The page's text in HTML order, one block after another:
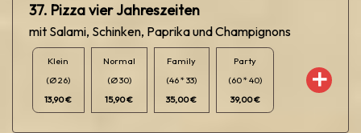
37. Pizza vier Jahreszeiten
mit Salami, Schinken, Paprika und Champignons
Klein
(Ø 26)
13,90 €
Normal
(Ø 30)
15,90 €
Family
(46 * 33)
35,00 €
Party
(60 * 40)
39,00 €